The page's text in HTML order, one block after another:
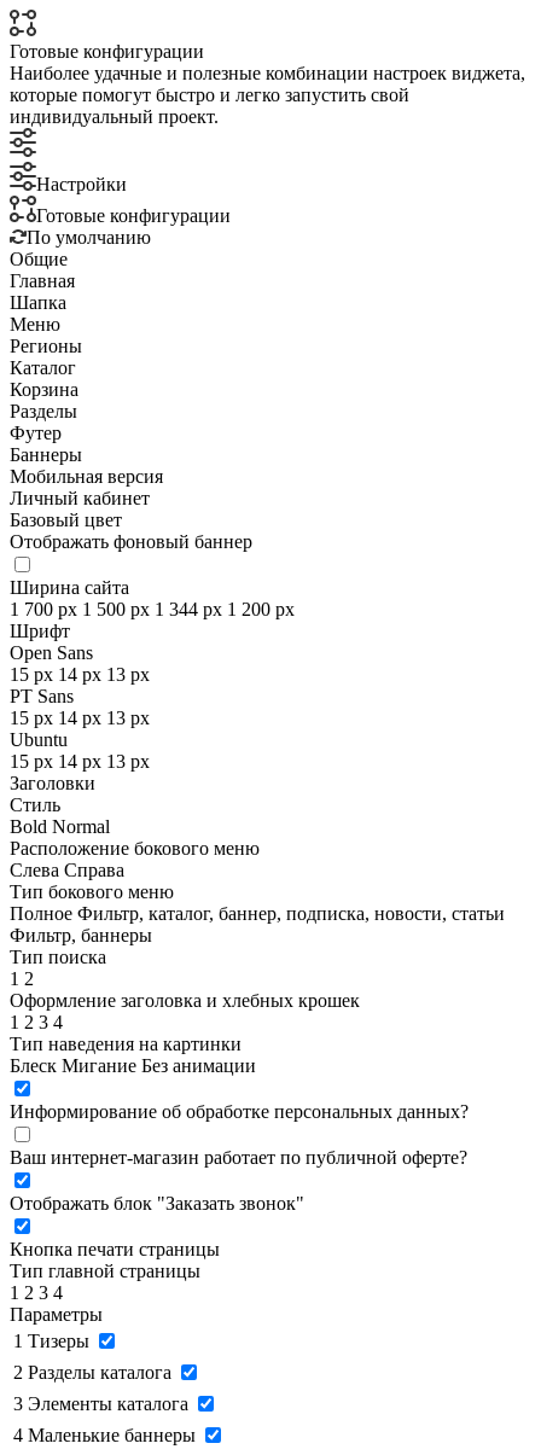
Готовые конфигурации
Наиболее удачные и полезные комбинации настроек виджета,
которые помогут быстро и легко запустить свой
индивидуальный проект.
Настройки
Готовые конфигурации
По умолчанию
Общие
Главная
Шапка
Меню
Регионы
Каталог
Корзина
Разделы
Футер
Баннеры
Мобильная версия
Личный кабинет
Базовый цвет
Отображать фоновый баннер
Ширина сайта
1 700 px 1 500 px 1 344 px 1 200 px
Шрифт
Open Sans
15 px 14 px 13 px
PT Sans
15 px 14 px 13 px
Ubuntu
15 px 14 px 13 px
Заголовки
Стиль
Bold Normal
Расположение бокового меню
Слева Справа
Тип бокового меню
Полное Фильтр, каталог, баннер, подписка, новости, статьи
Фильтр, баннеры
Тип поиска
1 2
Оформление заголовка и хлебных крошек
1 2 3 4
Тип наведения на картинки
Блеск Мигание Без анимации
Информирование об обработке персональных данных?
Ваш интернет-магазин работает по публичной оферте?
Отображать блок "Заказать звонок"
Кнопка печати страницы
Тип главной страницы
1 2 3 4
Параметры
1 Тизеры
2 Разделы каталога
3 Элементы каталога
4 Маленькие баннеры